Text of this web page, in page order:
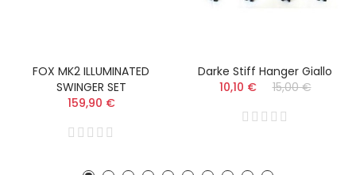
FOX MK2 ILLUMINATED
SWINGER SET
159,90 €
Darke Stiff Hanger Giallo
10,10 €
15,00 €